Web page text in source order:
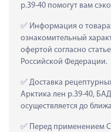
р.39-40 помогут вам
Информация о
ознакомительный
офертой согласно
Российской Федерации.
Доставка
Арктика лен р.39-40,
осуществляется до
Перед применением